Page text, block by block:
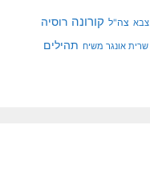
צבא צה"ל קורונה רוסיה
שרית אונגר משיח תהילים